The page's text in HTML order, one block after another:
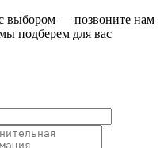
выбором — позвоните нам
подберем для вас